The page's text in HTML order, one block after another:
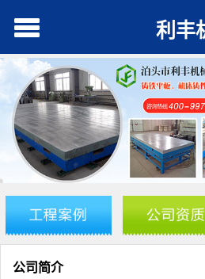
利丰
公司简介